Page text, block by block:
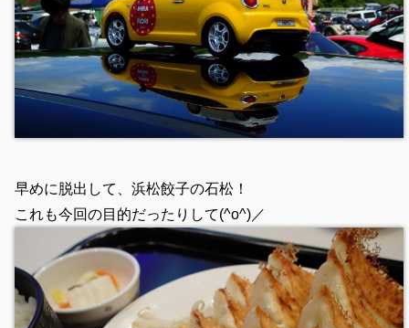
早めに脱出して、浜松餃子の石松！
これも今回の目的だったりして(^o^)／